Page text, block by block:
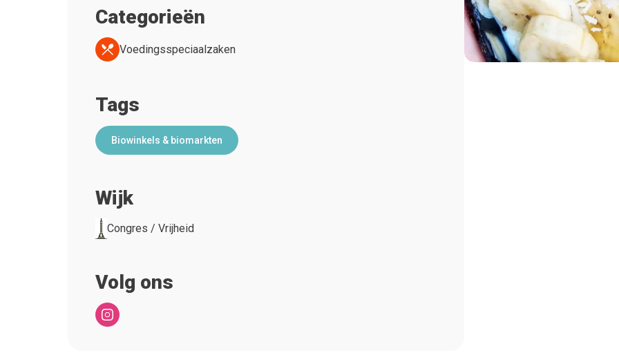
Categorieën
Voedingsspeciaalzaken
Tags
Biowinkels & biomarkten
Wijk
Congres / Vrijheid
Volg ons